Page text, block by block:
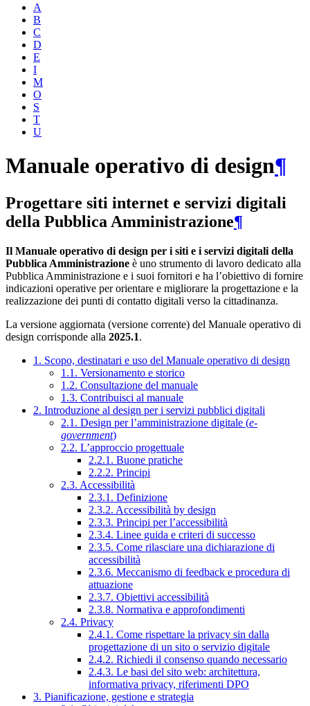
A
B
C
D
E
I
M
O
S
T
U
Manuale operativo di design¶
Progettare siti internet e servizi digitali
della Pubblica Amministrazione¶
Il Manuale operativo di design per i siti e i servizi digitali della
Pubblica Amministrazione è uno strumento di lavoro dedicato alla
Pubblica Amministrazione e i suoi fornitori e ha l’obiettivo di fornire
indicazioni operative per orientare e migliorare la progettazione e la
realizzazione dei punti di contatto digitali verso la cittadinanza.
La versione aggiornata (versione corrente) del Manuale operativo di
design corrisponde alla 2025.1.
1. Scopo, destinatari e uso del Manuale operativo di design
1.1. Versionamento e storico
1.2. Consultazione del manuale
1.3. Contribuisci al manuale
2. Introduzione al design per i servizi pubblici digitali
2.1. Design per l’amministrazione digitale (e-
government)
2.2. L’approccio progettuale
2.2.1. Buone pratiche
2.2.2. Principi
2.3. Accessibilità
2.3.1. Definizione
2.3.2. Accessibilità by design
2.3.3. Principi per l’accessibilità
2.3.4. Linee guida e criteri di successo
2.3.5. Come rilasciare una dichiarazione di
accessibilità
2.3.6. Meccanismo di feedback e procedura di
attuazione
2.3.7. Obiettivi accessibilità
2.3.8. Normativa e approfondimenti
2.4. Privacy
2.4.1. Come rispettare la privacy sin dalla
progettazione di un sito o servizio digitale
2.4.2. Richiedi il consenso quando necessario
2.4.3. Le basi del sito web: architettura,
informativa privacy, riferimenti DPO
3. Pianificazione, gestione e strategia